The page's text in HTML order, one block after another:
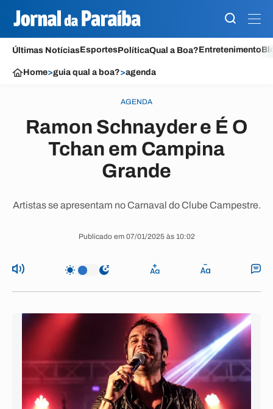
Últimas NotíciasEsportesPolíticaQual a Boa?Entretenimento
Home>guia qual a boa?>agenda
AGENDA
Ramon Schnayder e É O
Tchan em Campina
Grande
Artistas se apresentam no Carnaval do Clube Campestre.
Publicado em 07/01/2025 às 10:02